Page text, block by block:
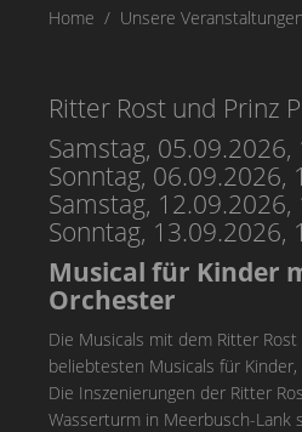
Home Unsere Veranstaltungen
Ritter Rost und Prinz
Samstag,
Sonntag, 06.09.2026,
Samstag,
Sonntag, 13.09.2026,
Musical für Kinder
Orchester
Die Musicals mit dem Ritter Rost
beliebtesten Musicals für
Die Inszenierungen der Ritter
Wasserturm in Meerbusch-Lank